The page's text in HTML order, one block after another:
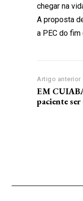
chegar na
A proposta
a PEC do
Artigo anterior
EM
paciente